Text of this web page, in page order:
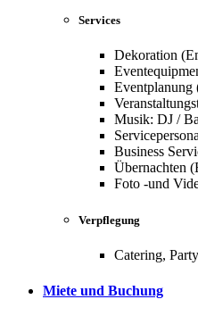
Services
Dekoration
Eventplanung
Musik: DJ /
Business
Übernachten
Foto -und
Verpflegung
Catering,
Miete und Buchung